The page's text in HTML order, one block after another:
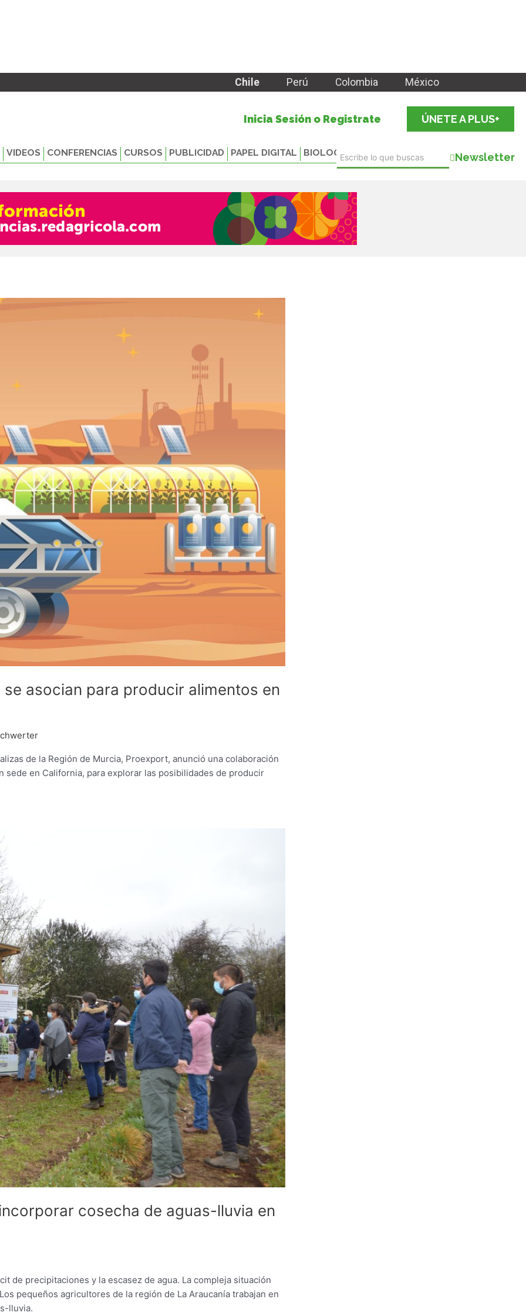
Chile Perú Colombia México
Inicia Sesión o Registrate ÚNETE A PLUS+
VIDEOS CONFERENCIAS CURSOS PUBLICIDAD PAPEL DIGITAL BIOLOGICALS Newsletter
asocian para producir alimentos en
de la Región de Murcia, Proexport, anunció una colaboración
sede en California, para explorar las posibilidades de producir
cosecha de aguas-lluvia en
de precipitaciones y la escasez de agua. La compleja situación
pequeños agricultores de la región de La Araucanía trabajan en
lluvia.